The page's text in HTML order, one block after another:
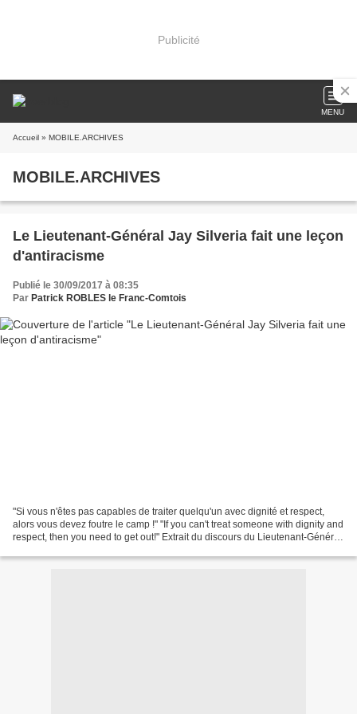
Publicité
MENU
Accueil » MOBILE.ARCHIVES
MOBILE.ARCHIVES
Le Lieutenant-Général Jay Silveria fait une leçon
d'antiracisme
Publié le 30/09/2017 à 08:35
Par Patrick ROBLES le Franc-Comtois
"Si vous n'êtes pas capables de traiter quelqu'un avec dignité et respect,
alors vous devez foutre le camp !" "If you can't treat someone with dignity and
respect, then you need to get out!" Extrait du discours du Lieutenant-Général